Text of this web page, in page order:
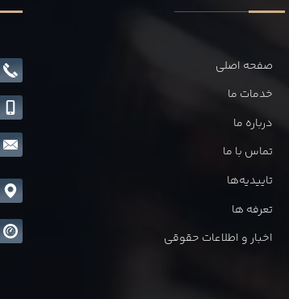
صفحه اصلی
خدمات ما
درباره ما
تماس با ما
تاییدیه‌ها
تعرفه ها
اخبار و اطلاعات حقوقی